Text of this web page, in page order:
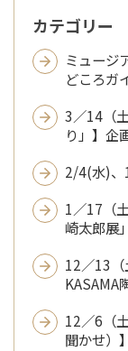
カテゴリー
ミュージ
どころガ
3／14（
り」】企
2/4(水)、
1／17（
崎太郎展」
12／13（
KASAMA
12／6（
聞かせ）】